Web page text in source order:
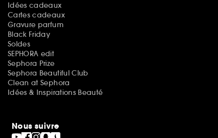
Idées cadeaux
Cartes cadeaux
Gravure parfum
Black Friday
Soldes
SEPHORA edit
Sephora Prize
Sephora Beautiful Club
Clean at Sephora
Idées & Inspirations Beauté
Nous suivre